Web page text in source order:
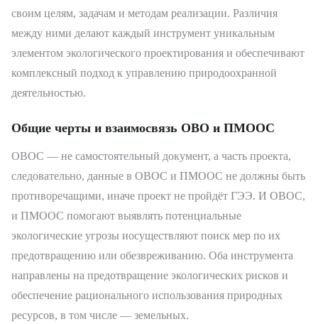
своим целям, задачам и методам реализации. Различия
между ними делают каждый инструмент уникальным
элементом экологического проектирования и обеспечивают
комплексный подход к управлению природоохранной
деятельностью.
Общие черты и взаимосвязь ОВО и ПМООС
ОВОС — не самостоятельный документ, а часть проекта,
следовательно, данные в ОВОС и ПМООС не должны быть
противоречащими, иначе проект не пройдёт ГЭЭ. И ОВОС,
и ПМООС помогают выявлять потенциальные
экологические угрозы иосуществляют поиск мер по их
предотвращению или обезвреживанию. Оба инструмента
направлены на предотвращение экологических рисков и
обеспечение рационального использования природных
ресурсов, в том числе — земельных.